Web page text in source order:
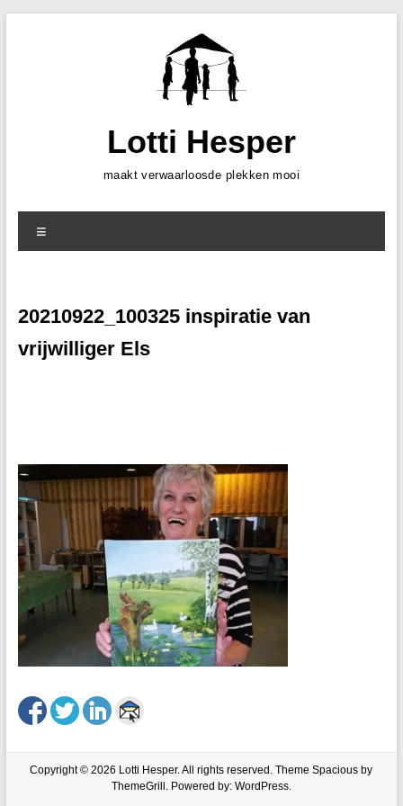
Lotti Hesper
maakt verwaarloosde plekken mooi
20210922_100325 inspiratie van
vrijwilliger Els
Copyright © 2026 Lotti Hesper. All rights reserved. ThemeSpacious by
ThemeGrill. Powered by: WordPress.